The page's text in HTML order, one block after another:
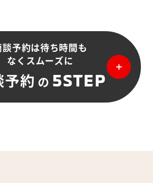
談予約は待ち時間も
なくスムーズに
予約 の 5STEP